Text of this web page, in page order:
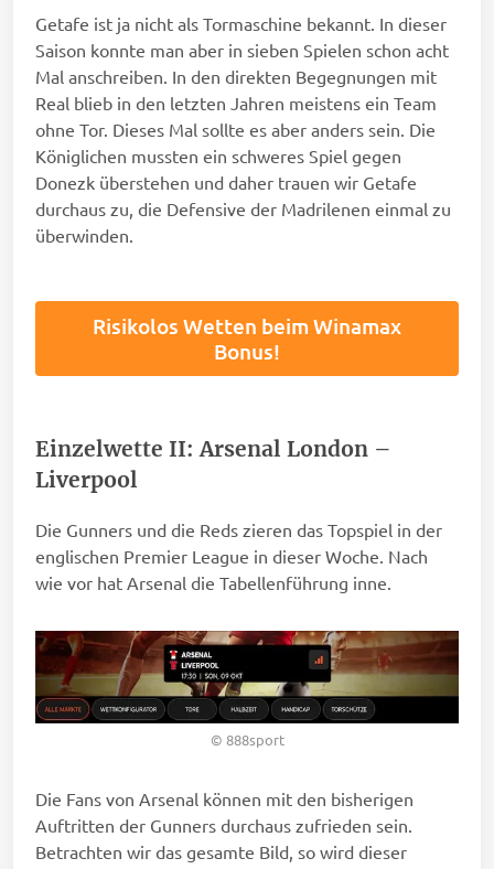
Getafe ist ja nicht als Tormaschine bekannt. In dieser
Saison konnte man aber in sieben Spielen schon acht
Mal anschreiben. In den direkten Begegnungen mit
Real blieb in den letzten Jahren meistens ein Team
ohne Tor. Dieses Mal sollte es aber anders sein. Die
Königlichen mussten ein schweres Spiel gegen
Donezk überstehen und daher trauen wir Getafe
durchaus zu, die Defensive der Madrilenen einmal zu
überwinden.
Risikolos Wetten beim Winamax
Bonus!
Einzelwette II: Arsenal London –
Liverpool
Die Gunners und die Reds zieren das Topspiel in der
englischen Premier League in dieser Woche. Nach
wie vor hat Arsenal die Tabellenführung inne.
© 888sport
Die Fans von Arsenal können mit den bisherigen
Auftritten der Gunners durchaus zufrieden sein.
Betrachten wir das gesamte Bild, so wird dieser